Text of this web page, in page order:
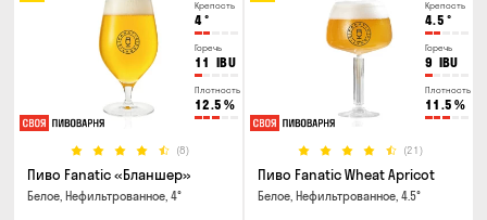
Крепость
4°
Горечь
11 IBU
Плотность
12.5 %
(8)
Пиво Fanatic «Бланшер»
Белое, Нефильтрованное, 4°
Крепость
4.5 °
Горечь
9 IBU
Плотность
11.5 %
(21)
Пиво Fanatic Wheat Apricot
Белое, Нефильтрованное, 4.5°